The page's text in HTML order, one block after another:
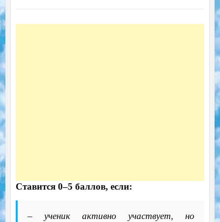
Ставится 0–5 баллов, если:
– ученик активно участвует, но